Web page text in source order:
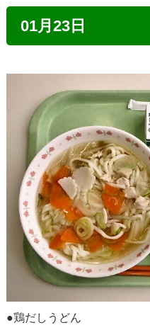
01月23日
●鶏だしうどん